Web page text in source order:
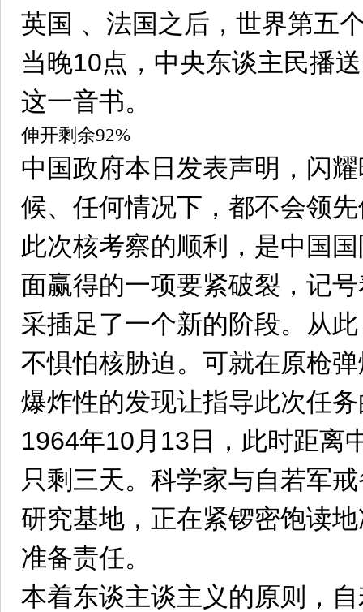
英国 、法国之后，世界第五
当晚10点，中央东谈主民播
这一音书。
伸开剩余92%
中国政府本日发表声明，闪
候、任何情况下，都不会领
此次核考察的顺利，是中国
面赢得的一项要紧破裂，记
采插足了一个新的阶段。从
不惧怕核胁迫。可就在原枪
爆炸性的发现让指导此次任
1964年10月13日，此时距离
只剩三天。科学家与自若军
研究基地，正在紧锣密饱读
准备责任。
本着东谈主谈主义的原则，